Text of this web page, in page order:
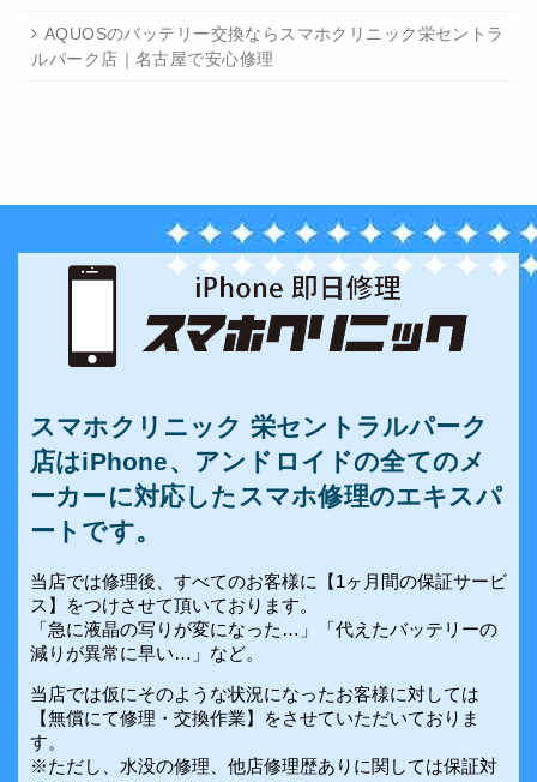
AQUOSのバッテリー交換ならスマホクリニック栄セントラ
ルパーク店｜名古屋で安心修理
スマホクリニック 栄セントラルパーク
店はiPhone、アンドロイドの全てのメ
ーカーに対応したスマホ修理のエキスパ
ートです。
当店では修理後、すべてのお客様に【1ヶ月間の保証サービ
ス】をつけさせて頂いております。
「急に液晶の写りが変になった…」「代えたバッテリーの
減りが異常に早い…」など。
当店では仮にそのような状況になったお客様に対しては
【無償にて修理・交換作業】をさせていただいておりま
す。
※ただし、水没の修理、他店修理歴ありに関しては保証対